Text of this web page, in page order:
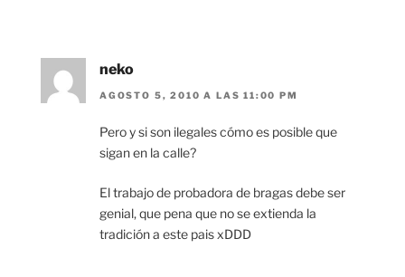
neko
AGOSTO 5, 2010 A LAS 11:00 PM
Pero y si son ilegales cómo es posible que
sigan en la calle?
El trabajo de probadora de bragas debe ser
genial, que pena que no se extienda la
tradición a este pais xDDD